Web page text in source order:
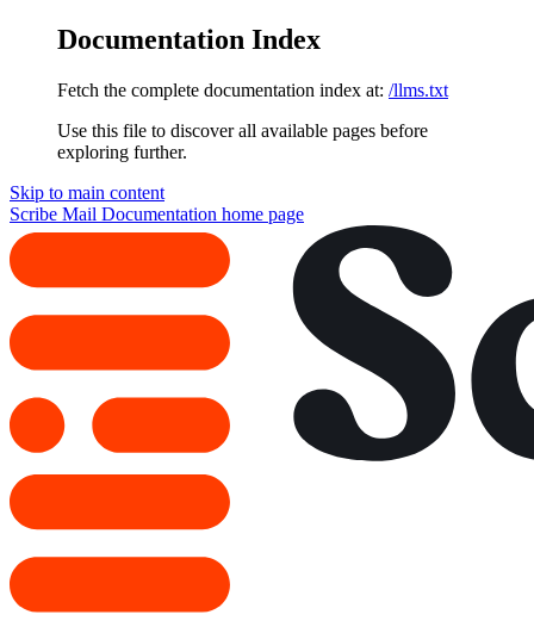
Documentation Index
Fetch the complete documentation index at: /llms.txt
Use this file to discover all available pages before
exploring further.
Skip to main content
Scribe Mail Documentation home page